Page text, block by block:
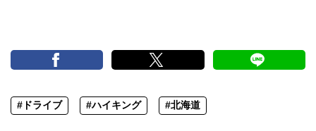
#ドライブ #ハイキング #北海道